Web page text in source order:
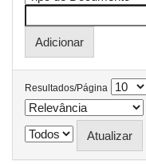
Resultados/Página